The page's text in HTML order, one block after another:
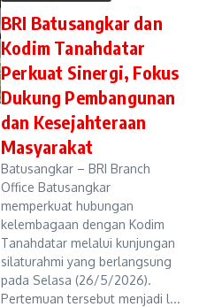
BRI Batusangkar dan
Kodim Tanahdatar
Perkuat Sinergi, Fokus
Dukung Pembangunan
dan Kesejahteraan
Masyarakat
Batusangkar – BRI Branch
Office Batusangkar
memperkuat hubungan
kelembagaan dengan Kodim
Tanahdatar melalui kunjungan
silaturahmi yang berlangsung
pada Selasa (26/5/2026).
Pertemuan tersebut menjadi l...